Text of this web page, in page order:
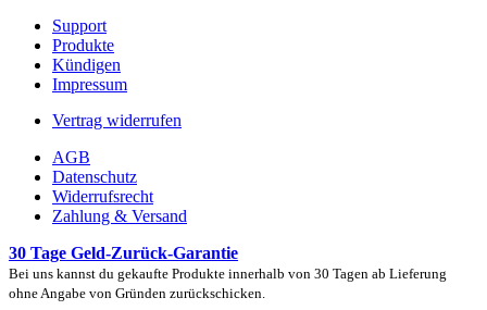
Support
Produkte
Kündigen
Impressum
Vertrag widerrufen
AGB
Datenschutz
Widerrufsrecht
Zahlung & Versand
30 Tage Geld-Zurück-Garantie
Bei uns kannst du gekaufte Produkte innerhalb von 30 Tagen ab Lieferung
ohne Angabe von Gründen zurückschicken.